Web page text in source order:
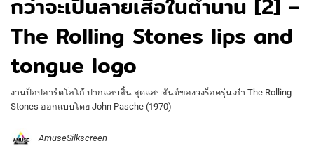
The Rolling Stones lips and
tongue logo
งานป็อปอาร์ตโลโก้ ปากแลบลิ้น สุดแสบสันต์ของวงร็อครุ่นเก๋า The Rolling
Stones ออกแบบโดย John Pasche (1970)
AmuseSilkscreen